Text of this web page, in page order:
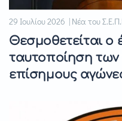
29 Ιουλίου 2026 | Νέα του
Θεσμοθετείται ο
ταυτοποίηση
επίσημους